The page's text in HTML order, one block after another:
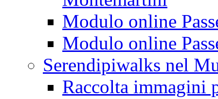
Modulo online
Modulo online
Serendipiwalks nel
Raccolta immagini